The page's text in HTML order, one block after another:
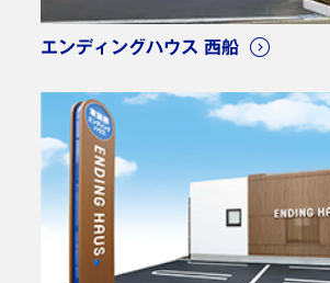
エンディングハウス 西船